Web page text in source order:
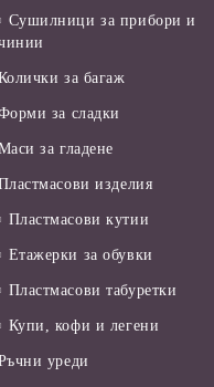
Сушилници за прибори и
за багаж
за сладки
за гладене
изделия
Пластмасови кутии
Етажерки за обувки
Пластмасови табуретки
Купи, кофи и легени
уреди